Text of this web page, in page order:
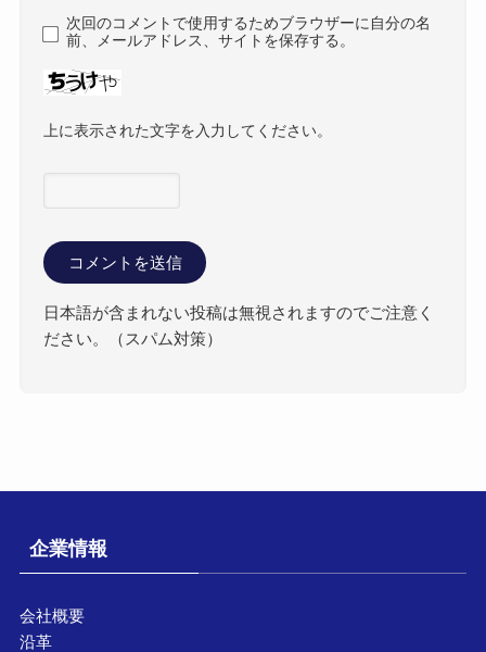
次回のコメントで使用するためブラウザーに自分の名
前、メールアドレス、サイトを保存する。
上に表示された文字を入力してください。
日本語が含まれない投稿は無視されますのでご注意く
ださい。（スパム対策）
企業情報
会社概要
沿革